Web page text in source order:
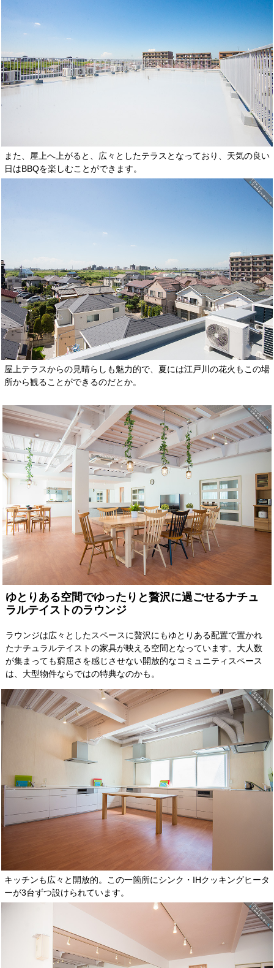
また、屋上へ上がると、広々としたテラスとなっており、天気の良い
日はBBQを楽しむことができます。
屋上テラスからの見晴らしも魅力的で、夏には江戸川の花火もこの場
所から観ることができるのだとか。
ゆとりある空間でゆったりと贅沢に過ごせるナチュ
ラルテイストのラウンジ
ラウンジは広々としたスペースに贅沢にもゆとりある配置で置かれ
たナチュラルテイストの家具が映える空間となっています。大人数
が集まっても窮屈さを感じさせない開放的なコミュニティスペース
は、大型物件ならではの特典なのかも。
キッチンも広々と開放的。この一箇所にシンク・IHクッキングヒータ
ーが3台ずつ設けられています。